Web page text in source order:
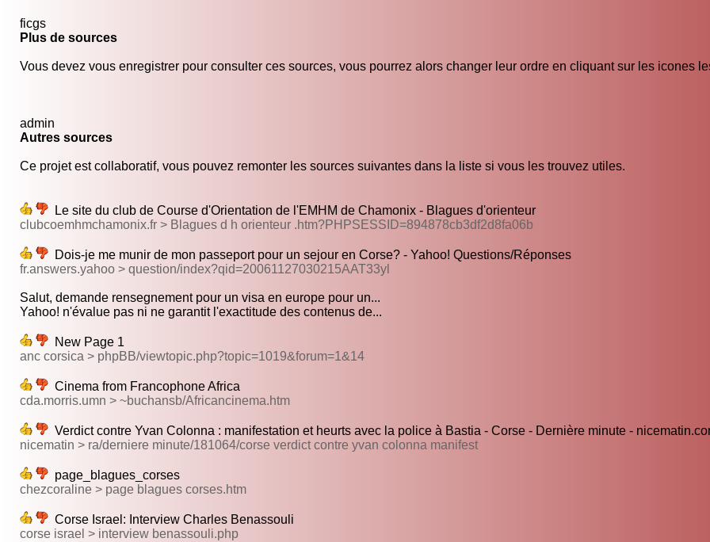
ficgs
Plus de sources
Vous devez vous enregistrer pour consulter ces sources, vous pourrez alors changer leur ordre en cliquant sur les icones
admin
Autres sources
Ce projet est collaboratif, vous pouvez remonter les sources suivantes dans la liste si vous les trouvez utiles.
Le site du club de Course d'Orientation de l'EMHM de Chamonix - Blagues d'orienteur
clubcoemhmchamonix.fr > Blagues d h orienteur .htm?PHPSESSID=894878cb3df2d8fa06b
Dois-je me munir de mon passeport pour un sejour en Corse? - Yahoo! Questions/Réponses
fr.answers.yahoo > question/index?qid=20061127030215AAT33yl
Salut, demande rensegnement pour un visa en europe pour un...
Yahoo! n'évalue pas ni ne garantit l'exactitude des contenus de...
New Page 1
anc corsica > phpBB/viewtopic.php?topic=1019&forum=1&14
Cinema from Francophone Africa
cda.morris.umn > ~buchansb/Africancinema.htm
Verdict contre Yvan Colonna : manifestation et heurts avec la police à Bastia - Corse - Dernière minute -
nicematin > ra/derniere minute/181064/corse verdict contre yvan colonna manifest
page_blagues_corses
chezcoraline > page blagues corses.htm
Corse Israel: Interview Charles Benassouli
corse israel > interview benassouli.php